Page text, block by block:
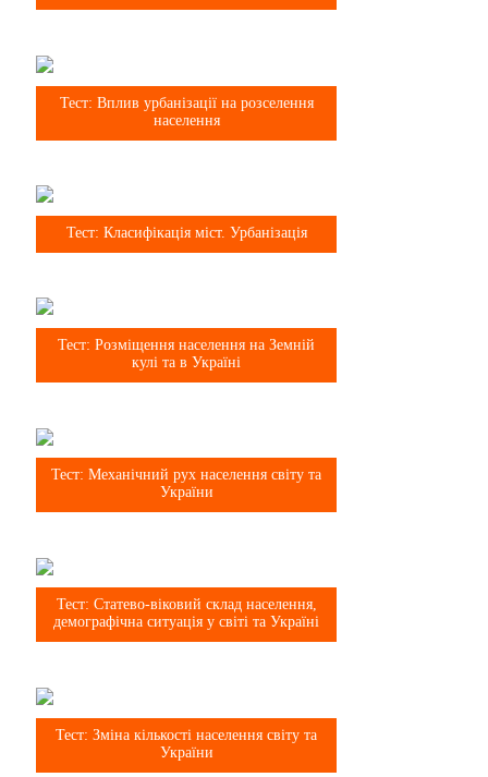
Тест: Вплив урбанізації на розселення
населення
Тест: Класифікація міст. Урбанізація
8 клас
Тест: Розміщення населення на Земній
кулі та в Україні
8 клас
Тест: Механічний рух населення світу та
України
Тест: Статево-віковий склад населення,
демографічна ситуація у світі та Україні
Тест: Зміна кількості населення світу та
України